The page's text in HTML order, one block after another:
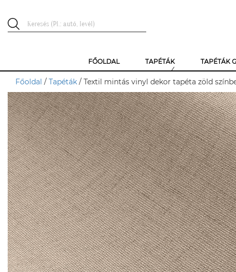
FŐOLDAL TAPÉTÁK TAPÉTÁK
Főoldal / Tapéták / Textil mintás vinyl dekor tapéta zöld